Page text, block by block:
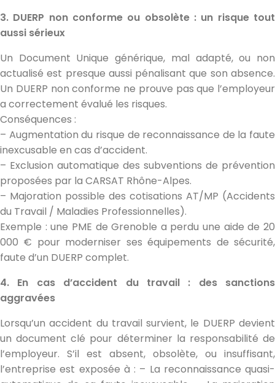
3. DUERP non conforme ou obsolète : un risque tout
aussi sérieux
Un Document Unique générique, mal adapté, ou non
actualisé est presque aussi pénalisant que son absence.
Un DUERP non conforme ne prouve pas que l’employeur
a correctement évalué les risques.
Conséquences :
– Augmentation du risque de reconnaissance de la faute
inexcusable en cas d’accident.
– Exclusion automatique des subventions de prévention
proposées par la CARSAT Rhône-Alpes.
– Majoration possible des cotisations AT/MP (Accidents
du Travail / Maladies Professionnelles).
Exemple : une PME de Grenoble a perdu une aide de 20
000 € pour moderniser ses équipements de sécurité,
faute d’un DUERP complet.
4. En cas d’accident du travail : des sanctions
aggravées
Lorsqu’un accident du travail survient, le DUERP devient
un document clé pour déterminer la responsabilité de
l’employeur. S’il est absent, obsolète, ou insuffisant,
l’entreprise est exposée à : – La reconnaissance quasi-